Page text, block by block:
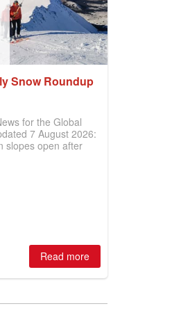
Snow Roundup
for the Global
7 August 2026:
slopes open after
Read more